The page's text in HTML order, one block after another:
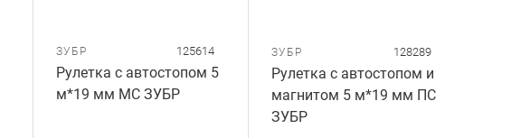
ЗУБР 125614
Рулетка с автостопом 5
м*19 мм МС ЗУБР
ЗУБР 128289
Рулетка с автостопом и
магнитом 5 м*19 мм ПС
ЗУБР